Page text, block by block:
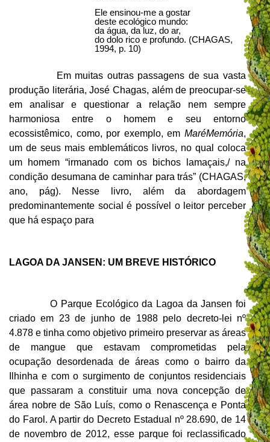
Ele ensinou-me a gostar
deste ecológico mundo:
da água, da luz, do ar,
do dolo rico e profundo. (CHAGAS,
1994, p. 10)
Em muitas outras passagens de sua vasta
produção literária, José Chagas, além de preocupar-se
em analisar e questionar a relação nem sempre
harmoniosa entre o homem e seu entorno
ecossistêmico, como, por exemplo, em MaréMemória,
um de seus mais emblemáticos livros, no qual coloca
um homem “irmanado com os bichos lamaçais,/ na
condição desumana de caminhar para trás” (CHAGAS,
ano, pág). Nesse livro, além da abordagem
predominantemente social é possível o leitor perceber
que há espaço para
LAGOA DA JANSEN: UM BREVE HISTÓRICO
O Parque Ecológico da Lagoa da Jansen foi
criado em 23 de junho de 1988 pelo decreto-lei nº
4.878 e tinha como objetivo primeiro preservar as áreas
de mangue que estavam comprometidas pela
ocupação desordenada de áreas como o bairro da
Ilhinha e com o surgimento de conjuntos residenciais
que passaram a constituir uma nova concepção de
área nobre de São Luís, como o Renascença e Ponta
do Farol. A partir do Decreto Estadual nº 28.690, de 14
de novembro de 2012, esse parque foi reclassificado